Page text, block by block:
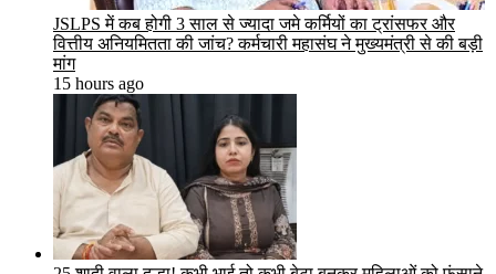
JSLPS में कब होगी 3 साल से ज्यादा जमे कर्मियों का ट्रांसफर और
वित्तीय अनियमितता की जांच? कर्मचारी महासंघ ने मुख्यमंत्री से की बड़ी
मांग
15 hours ago